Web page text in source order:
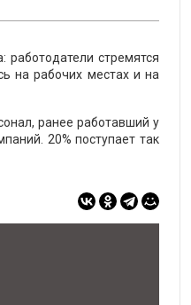
стремятся
на рабочих местах и на
ранее работавший у
20% поступает так